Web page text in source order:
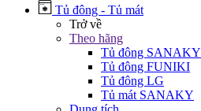
Tủ đông - Tủ mát
Trở về
Theo hãng
Tủ đông SANAKY
Tủ đông FUNIKI
Tủ đông LG
Tủ mát SANAKY